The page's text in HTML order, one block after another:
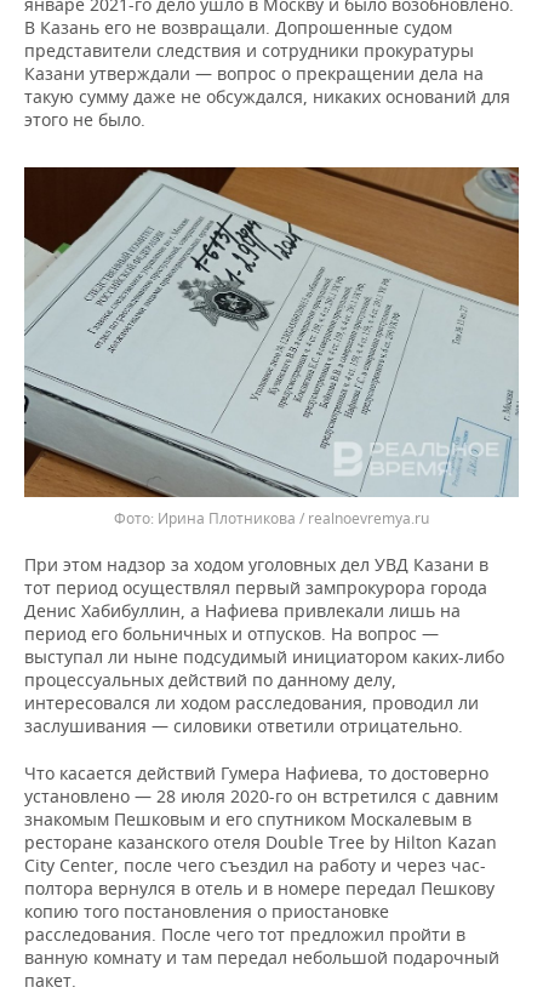
В Казань его не возвращали. Допрошенные судом
представители следствия и сотрудники прокуратуры
Казани утверждали — вопрос о прекращении дела на
такую сумму даже не обсуждался, никаких оснований для
этого не было.
Ирина Плотникова / realnoevremya.ru
При этом надзор за ходом уголовных дел УВД Казани в
тот период осуществлял первый зампрокурора города
Денис Хабибуллин, а Нафиева привлекали лишь на
период его больничных и отпусков. На вопрос —
выступал ли ныне подсудимый инициатором каких-либо
процессуальных действий по данному делу,
интересовался ли ходом расследования, проводил ли
заслушивания — силовики ответили отрицательно.
Что касается действий Гумера Нафиева, то достоверно
установлено — 28 июля 2020-го он встретился с давним
знакомым Пешковым и его спутником Москалевым в
ресторане казанского отеля Double Tree by Hilton Kazan
City Center, после чего съездил на работу и через час-
полтора вернулся в отель и в номере передал Пешкову
копию того постановления о приостановке
расследования. После чего тот предложил пройти в
ванную комнату и там передал небольшой подарочный
пакет.